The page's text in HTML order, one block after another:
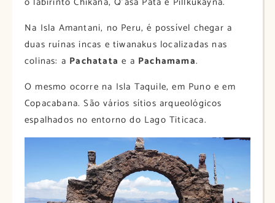
Na Isla Amantani, no Peru, é possível chegar a
duas ruínas incas e tiwanakus localizadas nas
colinas: a Pachatata e a Pachamama.
O mesmo ocorre na Isla Taquile, em Puno e em
Copacabana. São vários sítios arqueológicos
espalhados no entorno do Lago Titicaca.